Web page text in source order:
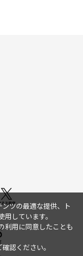
ツの最適な提供、ト
しています。
利用に同意したことも
確認ください。